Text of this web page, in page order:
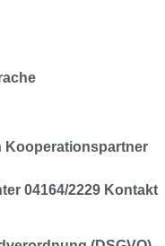
Kooperationspartner
04164/2229 Kontakt